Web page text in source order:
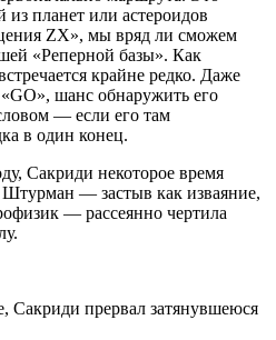
из планет или астероидов
ZX», мы вряд ли сможем
«Реперной базы». Как
крайне редко. Даже
«GO», шанс обнаружить его
— если его там
в один конец.
Сакриди некоторое время
— застыв как изваяние,
— рассеянно чертила
Сакриди прервал затянувшеюся